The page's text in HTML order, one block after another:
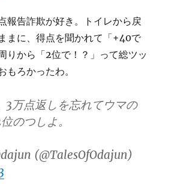
報告詐欺が好き。トイレから戻
まに、得点を聞かれて「+40で
りから「2位で！？」って総ツッ
もろかったわ。
3万点返しを忘れてウマの
のつしよ。
(@TalesOfOdajun)